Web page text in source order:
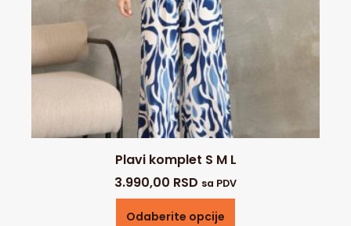
Plavi komplet S M L
3.990,00 RSD sa PDV
Odaberite opcije